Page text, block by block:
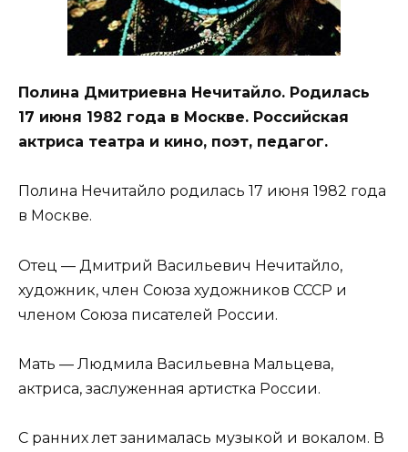
Полина Дмитриевна Нечитайло. Родилась
17 июня 1982 года в Москве. Российская
актриса театра и кино, поэт, педагог.
Полина Нечитайло родилась 17 июня 1982 года
в Москве.
Отец — Дмитрий Васильевич Нечитайло,
художник, член Союза художников СССР и
членом Союза писателей России.
Мать — Людмила Васильевна Мальцева,
актриса, заслуженная артистка России.
С ранних лет занималась музыкой и вокалом. В